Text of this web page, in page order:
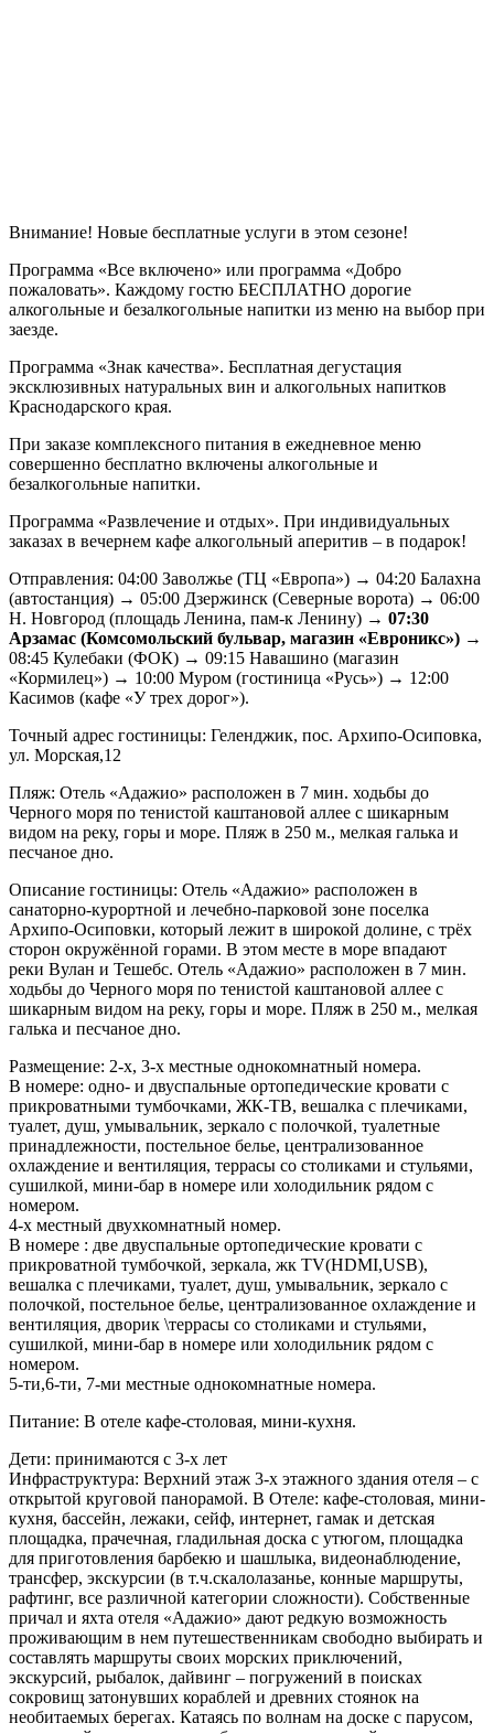
Внимание! Новые бесплатные услуги в этом сезоне!
Программа «Все включено» или программа «Добро
пожаловать». Каждому гостю БЕСПЛАТНО дорогие
алкогольные и безалкогольные напитки из меню на выбор при
заезде.
Программа «Знак качества». Бесплатная дегустация
эксклюзивных натуральных вин и алкогольных напитков
Краснодарского края.
При заказе комплексного питания в ежедневное меню
совершенно бесплатно включены алкогольные и
безалкогольные напитки.
Программа «Развлечение и отдых». При индивидуальных
заказах в вечернем кафе алкогольный аперитив – в подарок!
Отправления: 04:00 Заволжье (ТЦ «Европа») → 04:20 Балахна
(автостанция) → 05:00 Дзержинск (Северные ворота) → 06:00
Н. Новгород (площадь Ленина, пам-к Ленину) → 07:30
Арзамас (Комсомольский бульвар, магазин «Евроникс») →
08:45 Кулебаки (ФОК) → 09:15 Навашино (магазин
«Кормилец») → 10:00 Муром (гостиница «Русь») → 12:00
Касимов (кафе «У трех дорог»).
Точный адрес гостиницы: Геленджик, пос. Архипо-Осиповка,
ул. Морская,12
Пляж: Отель «Адажио» расположен в 7 мин. ходьбы до
Черного моря по тенистой каштановой аллее с шикарным
видом на реку, горы и море. Пляж в 250 м., мелкая галька и
песчаное дно.
Описание гостиницы: Отель «Адажио» расположен в
санаторно-курортной и лечебно-парковой зоне поселка
Архипо-Осиповки, который лежит в широкой долине, с трёх
сторон окружённой горами. В этом месте в море впадают
реки Вулан и Тешебс. Отель «Адажио» расположен в 7 мин.
ходьбы до Черного моря по тенистой каштановой аллее с
шикарным видом на реку, горы и море. Пляж в 250 м., мелкая
галька и песчаное дно.
Размещение: 2-х, 3-х местные однокомнатный номера.
В номере: одно- и двуспальные ортопедические кровати с
прикроватными тумбочками, ЖК-ТВ, вешалка с плечиками,
туалет, душ, умывальник, зеркало с полочкой, туалетные
принадлежности, постельное белье, централизованное
охлаждение и вентиляция, террасы со столиками и стульями,
сушилкой, мини-бар в номере или холодильник рядом с
номером.
4-х местный двухкомнатный номер.
В номере : две двуспальные ортопедические кровати с
прикроватной тумбочкой, зеркала, жк TV(HDMI,USB),
вешалка с плечиками, туалет, душ, умывальник, зеркало с
полочкой, постельное белье, централизованное охлаждение и
вентиляция, дворик \террасы со столиками и стульями,
сушилкой, мини-бар в номере или холодильник рядом с
номером.
5-ти,6-ти, 7-ми местные однокомнатные номера.
Питание: В отеле кафе-столовая, мини-кухня.
Дети: принимаются с 3-х лет
Инфраструктура: Верхний этаж 3-х этажного здания отеля – с
открытой круговой панорамой. В Отеле: кафе-столовая, мини-
кухня, бассейн, лежаки, сейф, интернет, гамак и детская
площадка, прачечная, гладильная доска с утюгом, площадка
для приготовления барбекю и шашлыка, видеонаблюдение,
трансфер, экскурсии (в т.ч.скалолазанье, конные маршруты,
рафтинг, все различной категории сложности). Собственные
причал и яхта отеля «Адажио» дают редкую возможность
проживающим в нем путешественникам свободно выбирать и
составлять маршруты своих морских приключений,
экскурсий, рыбалок, дайвинг – погружений в поисках
сокровищ затонувших кораблей и древних стоянок на
необитаемых берегах. Катаясь по волнам на доске с парусом,